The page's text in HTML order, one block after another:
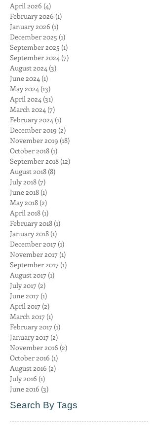
April 2026 (4)
February 2026 (1)
January 2026 (1)
December 2025 (1)
September 2025 (1)
September 2024 (7)
August 2024 (3)
June 2024 (1)
May 2024 (13)
April 2024 (31)
March 2024 (7)
February 2024 (1)
December 2019 (2)
November 2019 (18)
October 2018 (1)
September 2018 (12)
August 2018 (8)
July 2018 (7)
June 2018 (1)
May 2018 (2)
April 2018 (1)
February 2018 (1)
January 2018 (1)
December 2017 (1)
November 2017 (1)
September 2017 (1)
August 2017 (1)
July 2017 (2)
June 2017 (1)
April 2017 (2)
March 2017 (1)
February 2017 (1)
January 2017 (2)
November 2016 (2)
October 2016 (1)
August 2016 (2)
July 2016 (1)
June 2016 (3)
Search By Tags